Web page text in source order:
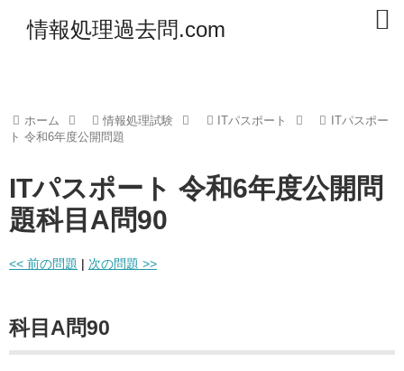
情報処理過去問.com
ホーム 情報処理試験 ITパスポート
ITパスポー
ト 令和6年度公開問題
ITパスポート 令和6年度公開問
題科目A問90
<< 前の問題 | 次の問題 >>
科目A問90